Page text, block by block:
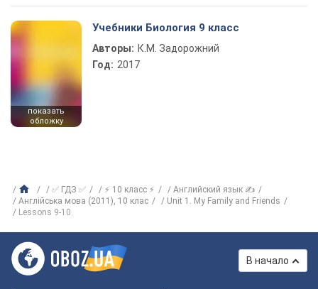
показать
обложку
Учебники Биология 9 класс
Авторы: К.М. Задорожний
Год: 2017
✅ ГДЗ ✅ ⚡ 10 класс ⚡
Английский язык ✍
Англійська мова (2011), 10 клас
Unit 1. My Family and Friends
Lessons 9-10
В начало